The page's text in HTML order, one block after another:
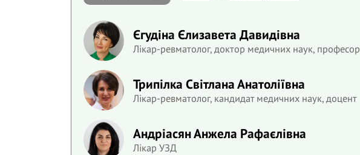
Єгудіна Єлизавета Давидівна
Лікар-ревматолог, доктор медичних наук, професор
Трипілка Світлана Анатоліївна
Лікар-ревматолог, кандидат медичних наук, доцент
Андріасян Анжела Рафаєлівна
Лікар УЗД